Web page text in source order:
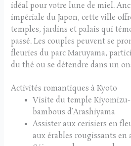
idéal pour votre lune de miel.
impériale du Japon, cette ville
temples, jardins et palais qui
passé. Les couples peuvent se
fleuries du parc Maruyama,
du thé ou se détendre dans un
Activités romantiques à Kyoto
Visite du temple
bambous d’Arashiyama
Assister aux cerisiers en
aux érables rougissants en